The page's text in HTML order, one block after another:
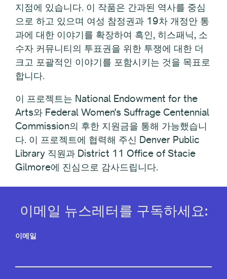
지점에 있습니다. 이 작품은 간과된 역사를 중심
으로 하고 있으며 여성 참정권과 19차 개정안 통
과에 대한 이야기를 확장하여 흑인, 히스패닉, 소
수자 커뮤니티의 투표권을 위한 투쟁에 대한 더
크고 포괄적인 이야기를 포함시키는 것을 목표로
합니다.
이 프로젝트는 National Endowment for the
Arts와 Federal Women's Suffrage Centennial
Commission의 후한 지원금을 통해 가능했습니
다. 이 프로젝트에 협력해 주신 Denver Public
Library 직원과 District 11 Office of Stacie
Gilmore에 진심으로 감사드립니다.
이메일 뉴스레터를 구독하세요:
이메일